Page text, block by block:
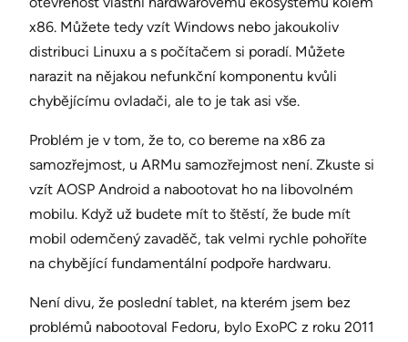
x86. Můžete tedy vzít Windows nebo jakoukoliv
distribuci Linuxu a s počítačem si poradí. Můžete
narazit na nějakou nefunkční komponentu kvůli
chybějícímu ovladači, ale to je tak asi vše.
Problém je v tom, že to, co bereme na x86 za
samozřejmost, u ARMu samozřejmost není. Zkuste si
vzít AOSP Android a nabootovat ho na libovolném
mobilu. Když už budete mít to štěstí, že bude mít
mobil odemčený zavaděč, tak velmi rychle pohoříte
na chybějící fundamentální podpoře hardwaru.
Není divu, že poslední tablet, na kterém jsem bez
problémů nabootoval Fedoru, bylo ExoPC z roku 2011